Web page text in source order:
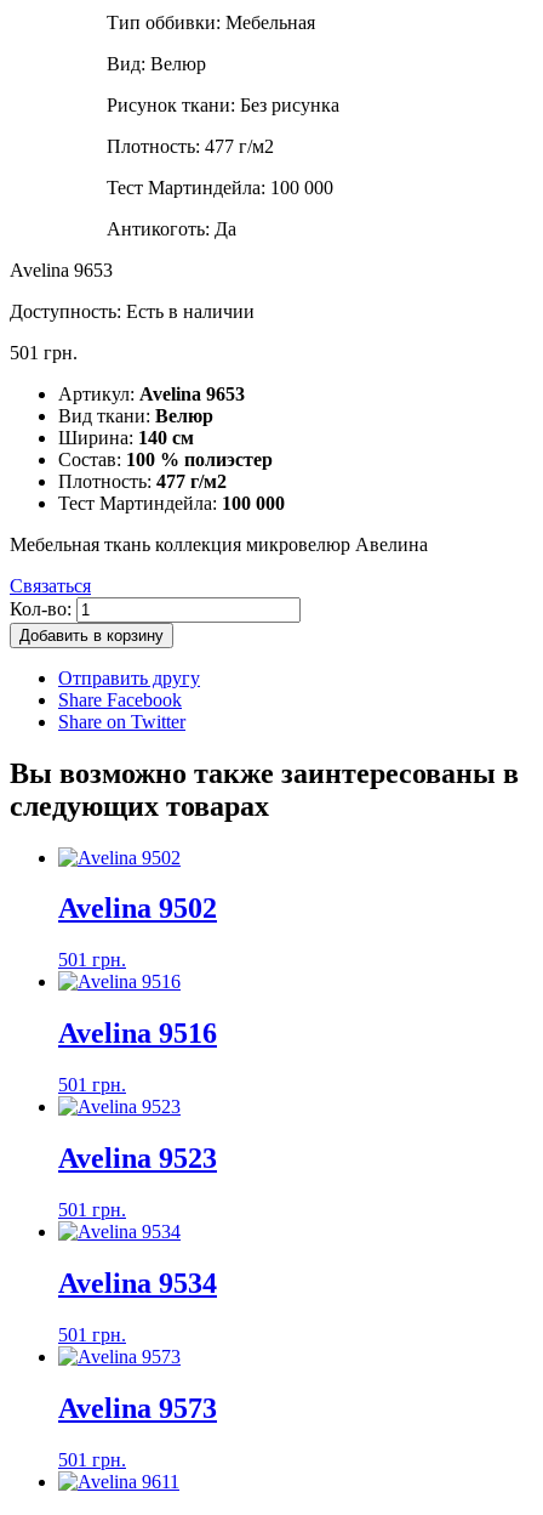
Тип оббивки: Мебельная
Вид: Велюр
Рисунок ткани: Без рисунка
Плотность: 477 г/м2
Тест Мартиндейла: 100 000
Антикоготь: Да
Avelina 9653
Доступность: Есть в наличии
501 грн.
Артикул: Avelina 9653
Вид ткани: Велюр
Ширина: 140 см
Состав: 100 % полиэстер
Плотность: 477 г/м2
Тест Мартиндейла: 100 000
Мебельная ткань коллекция микровелюр Авелина
Связаться
Кол-во:
Добавить в корзину
Отправить другу
Share Facebook
Share on Twitter
Вы возможно также заинтересованы в
следующих товарах
Avelina 9502
501 грн.
Avelina 9516
501 грн.
Avelina 9523
501 грн.
Avelina 9534
501 грн.
Avelina 9573
501 грн.